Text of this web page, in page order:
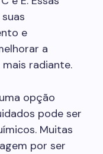
e
a
radiante.
opção
pode ser
Muitas
por ser